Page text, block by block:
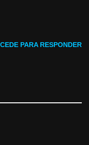
PARA RESPONDER